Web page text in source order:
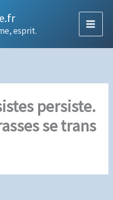
esprit.
persiste.
se trans